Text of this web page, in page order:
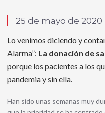
25 de mayo de 2020
Lo venimos diciendo y
Alarma”: La donación de
porque los pacientes a los
pandemia y sin ella.
Han sido unas semanas muy